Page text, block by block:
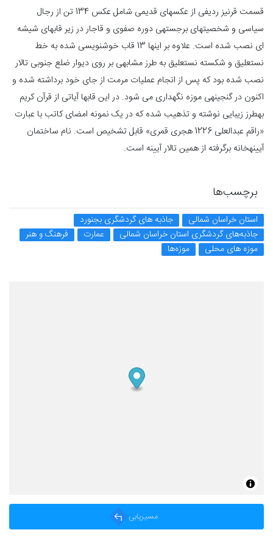
مسیریابی
قسمت قرنیز ردیفی از عکس­های قدیمی شامل عکس 134 تن از رجال
سیاسی و شخصیت­های برجسته­­ی دوره صفوی و قاجار در زیر قاب­های شیشه
ای نصب شده است. علاوه بر اینها 13 قاب خوشنویسی شده به خط
نستعلیق و شکسته نستعلیق به ­طرز مشابهی بر روی دیوار ضلع جنوبی تالار
نصب شده بود که پس از انجام عملیات مرمت از جای خود برداشته شده و
اکنون در گنجینه­ی موزه نگهداری می شود. در این قاب­ها آیاتی از قرآن کریم
به­طرز زیبایی نوشته و تذهیب شده که در یک نمونه امضای کاتب با عبارت
«راقم عبدالعلی 1226 هجری قمری» قابل تشخیص است. نام ساختمان
آیینه­خانه برگرفته از همین تالار آیینه است.
برچسب‌ها
استان خراسان شمالی
جاذبه های گردشگری بجنورد
جاذبه‌های گردشگری استان خراسان شمالی
عمارت
فرهنگ و هنر
موزه های محلی
موزه‌ها